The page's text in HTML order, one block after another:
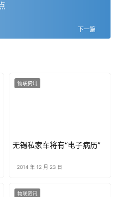
下一篇
物联资讯
无锡私家车将有“电子病历”
2014 年 12 月 23 日
物联资讯